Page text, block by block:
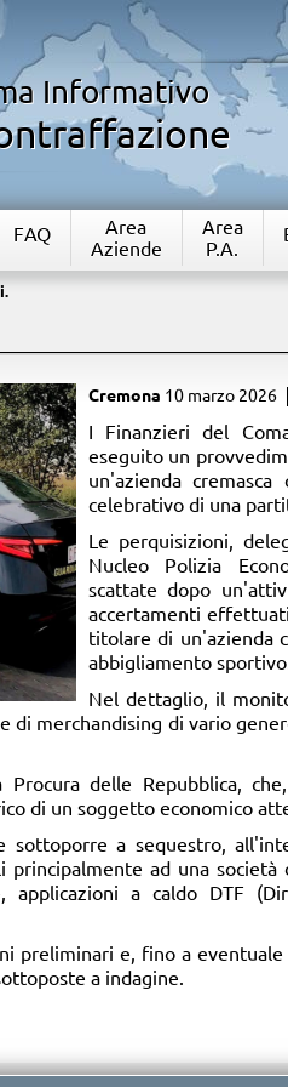
Informativo
FAQ
Area
Aziende
Area
P.A.
Cremona 10 marzo 2026
​I Finanzieri del
eseguito un
un'azienda
celebrativo di una
Le perquisizioni,
Nucleo Polizia
scattate dopo
accertamenti
titolare di un'azienda
abbigliamento
Nel dettaglio, il
merchandising di vario
delle Repubblica,
di un soggetto economico
sottoporre a sequestro,
ad una
applicazioni a caldo DTF
preliminari e, fino a
a indagine.​​